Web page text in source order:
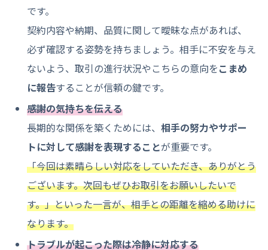
です。
契約内容や納期、品質に関して曖昧な点があれば、
必ず確認する姿勢を持ちましょう。相手に不安を与え
ないよう、取引の進行状況やこちらの意向をこまめ
に報告することが信頼の鍵です。
感謝の気持ちを伝える
長期的な関係を築くためには、相手の努力やサポー
トに対して感謝を表現することが重要です。
「今回は素晴らしい対応をしていただき、ありがとう
ございます。次回もぜひお取引をお願いしたいで
す。」といった一言が、相手との距離を縮める助けに
なります。
トラブルが起こった際は冷静に対応する